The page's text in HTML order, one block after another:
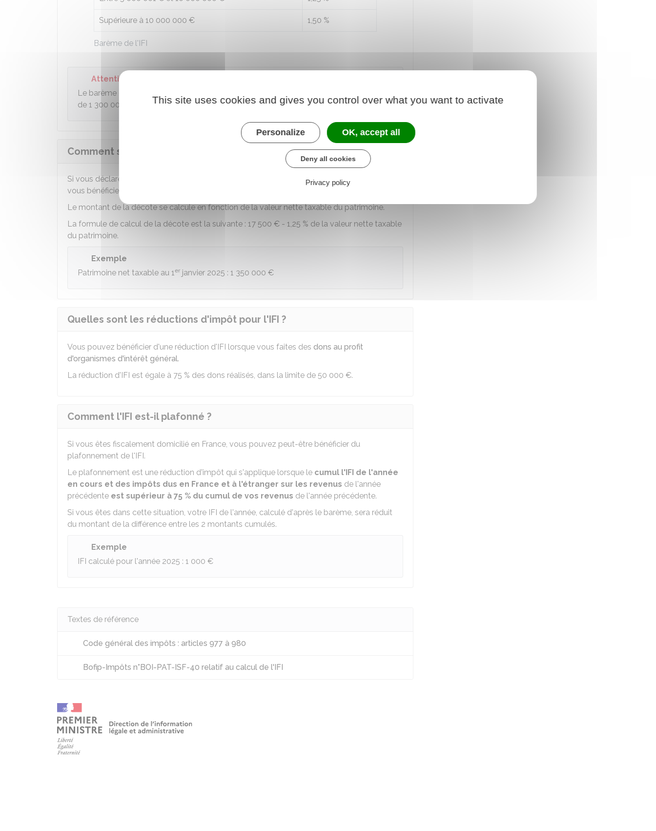
Barème de l'IFI
Supérieure à 10 000 000 € 1,50 %
Attention
Le barème de l'IFI commence à partir de
de 1 300 000 €
Comment s'applique la décote pour l'IFI ?
Si vous déclarez un patrimoine dont la valeur est comprise entre 1 300 000 €et
vous bénéficiez d'une décote qui est déduite du montant de votre IFI.
Le montant de la décote se calcule en fonction de la valeur nette taxable du patrimoine.
La formule de calcul de la décote est la suivante : 17 500 € - 1,25 % de la valeur nette taxable
du patrimoine.
Exemple
Patrimoine net taxable au 1er janvier 2025 : 1 350 000 €
Quelles sont les réductions d'impôt pour l'IFI ?
Vous pouvez bénéficier d'une réduction d'IFI lorsque vous faites des dons au profit
d'organismes d'intérêt général.
La réduction d'IFI est égale à 75 % des dons réalisés, dans la limite de 50 000 €.
Comment l'IFI est-il plafonné ?
Si vous êtes fiscalement domicilié en France, vous pouvez peut-être bénéficier du
plafonnement de l'IFI.
Le plafonnement est une réduction d'impôt qui s'applique lorsque le cumul l'IFI de l'année
en cours et des impôts dus en France et à l'étranger sur les revenus de l'année
précédente est supérieur à 75 % du cumul de vos revenus de l'année précédente.
Si vous êtes dans cette situation, votre IFI de l'année, calculé d'après le barème, sera réduit
du montant de la différence entre les 2 montants cumulés.
Exemple
IFI calculé pour l'année 2025 : 1 000 €
Textes de référence
Code général des impôts : articles 977 à 980
Bofip-Impôts n°BOI-PAT-ISF-40 relatif au calcul de l'IFI
This site uses cookies and gives you control over what you want to activate
Personalize OK, accept all
Deny all cookies
Privacy policy